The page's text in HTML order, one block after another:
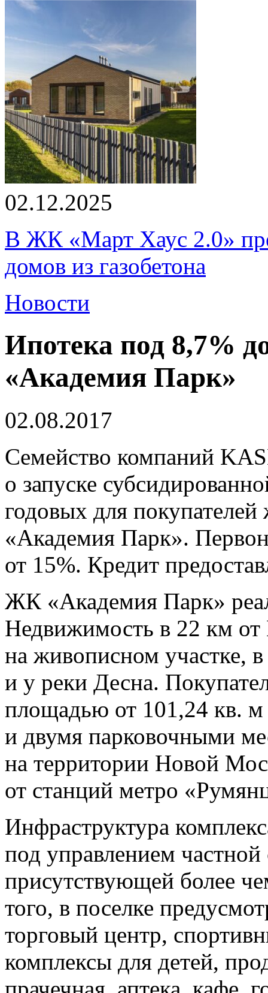
02.12.2025
В ЖК «Март Хаус 2.0»
домов из газобетона
Новости
Ипотека под 8,7%
«Академия Парк»
02.08.2017
Семейство компаний
о запуске
годовых для
«Академия Парк».
от 15%. Кредит
ЖК «Академия Парк»
Недвижимость в 22 км
на живописном участке,
и у реки Десна.
площадью от 101,24 кв. м
и двумя парковочными
на территории Новой
от станций метро
Инфраструктура
под управлением
присутствующей более
того, в поселке
торговый центр,
комплексы для детей,